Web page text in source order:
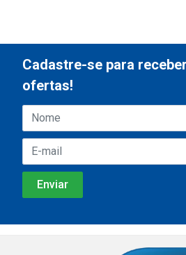
Cadastre-se para
ofertas!